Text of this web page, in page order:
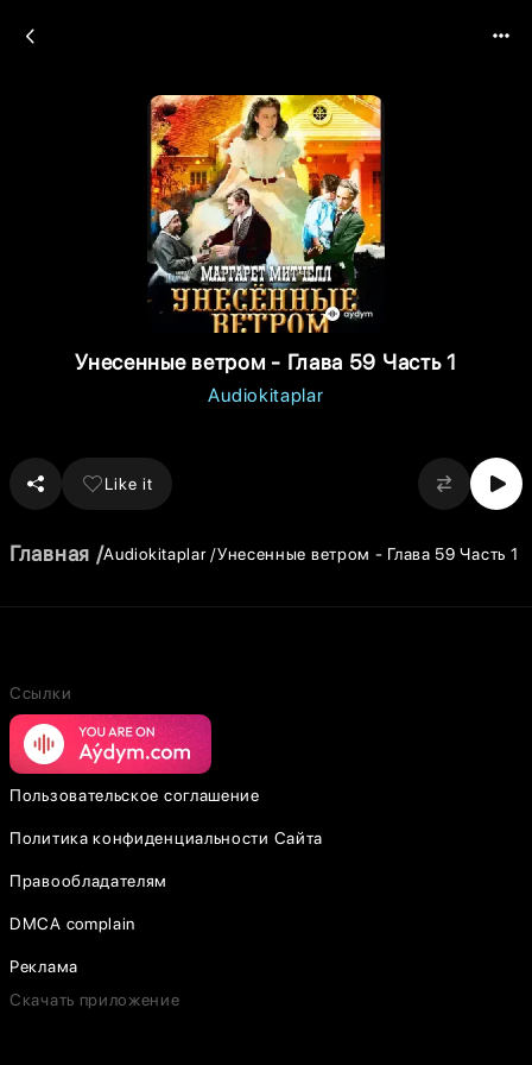
Унесенные ветром - Глава 59 Часть 1
Audiokitaplar
Like it
Главная Audiokitaplar Унесенные ветром - Глава 59 Часть 1
Ссылки
Пользовательское соглашение
Политика конфиденциальности Сайта
Правообладателям
DMCA complain
Реклама
Скачать приложение